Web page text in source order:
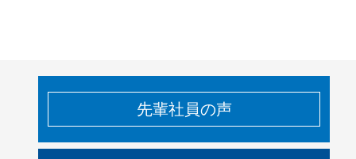
先輩社員の声